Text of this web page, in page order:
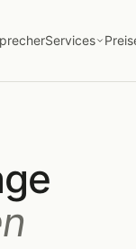
Services